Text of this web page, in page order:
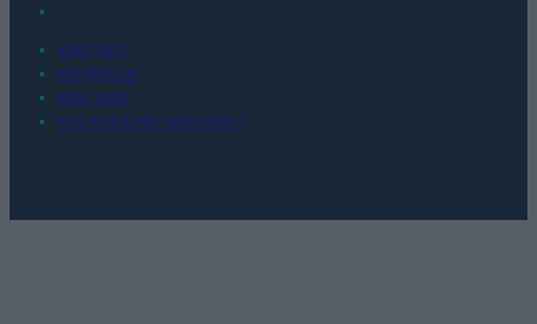
KONTAKT
REDAKCJA
REKLAMA
POLITYKA PRYWATNOŚCI